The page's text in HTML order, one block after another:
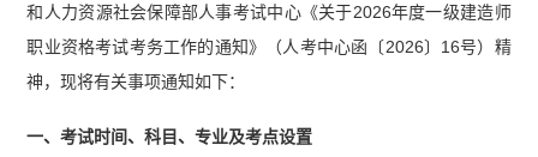
和人力资源社会保障部人事考试中心《关于2026年度一级建造师
职业资格考试考务工作的通知》（人考中心函〔2026〕16号）精
神，现将有关事项通知如下：
一、考试时间、科目、专业及考点设置